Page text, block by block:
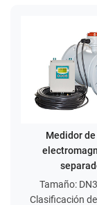
Medidor
Tamaño:
Clasificación